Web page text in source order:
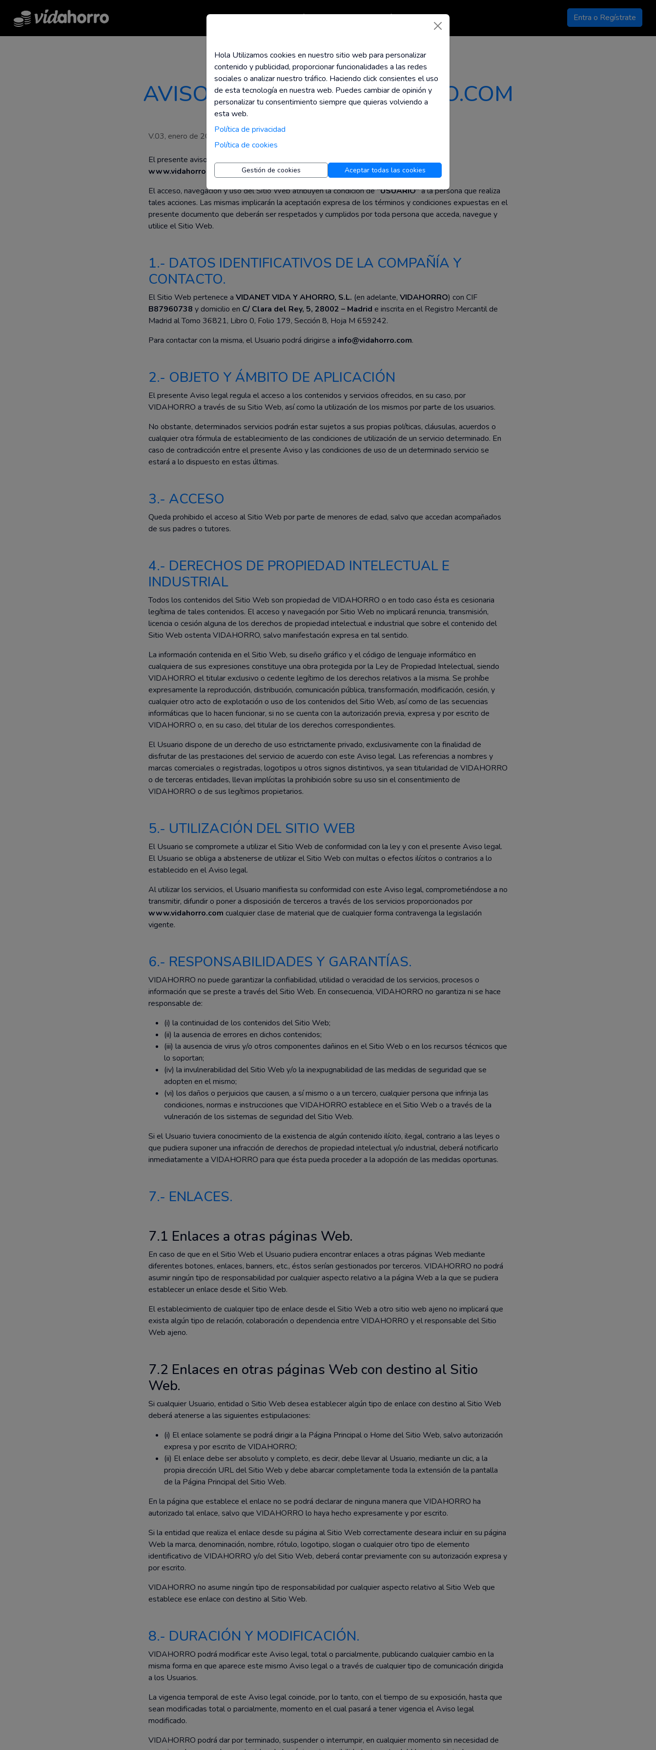
Entra o Regístrate
AVISO LEGAL DE VIDAHORRO.COM
V.03, enero de 2022.
El presente aviso legal regula las condiciones de acceso, uso y navegación del Sitio Web
www.vidahorro.com
(en adelante, el Sitio Web).
El acceso, navegación y uso del Sitio Web atribuyen la condición de“USUARIO”a la persona que realiza
tales acciones. Las mismas implicarán la aceptación expresa de los términos y condiciones expuestas en el
presente documento que deberán ser respetados y cumplidos por toda persona que acceda, navegue y
utilice el Sitio Web.
1.- DATOS IDENTIFICATIVOS DE LA COMPAÑÍA Y
CONTACTO.
El Sitio Web pertenece a VIDANET VIDA Y AHORRO, S.L. (en adelante, VIDAHORRO) con CIF
B87960738 y domicilio en C/ Clara del Rey, 5, 28002 – Madrid e inscrita en el Registro Mercantil de
Madrid al Tomo 36821, Libro 0, Folio 179, Sección 8, Hoja M 659242.
Para contactar con la misma, el Usuario podrá dirigirse a info@vidahorro.com.
2.- OBJETO Y ÁMBITO DE APLICACIÓN
El presente Aviso legal regula el acceso a los contenidos y servicios ofrecidos, en su caso, por
VIDAHORRO a través de su Sitio Web, así como la utilización de los mismos por parte de los usuarios.
No obstante, determinados servicios podrán estar sujetos a sus propias políticas, cláusulas, acuerdos o
cualquier otra fórmula de establecimiento de las condiciones de utilización de un servicio determinado. En
caso de contradicción entre el presente Aviso y las condiciones de uso de un determinado servicio se
estará a lo dispuesto en estas últimas.
3.- ACCESO
Queda prohibido el acceso al Sitio Web por parte de menores de edad, salvo que accedan acompañados
de sus padres o tutores.
4.- DERECHOS DE PROPIEDAD INTELECTUAL E
INDUSTRIAL
Todos los contenidos del Sitio Web son propiedad de VIDAHORRO o en todo caso ésta es cesionaria
legítima de tales contenidos. El acceso y navegación por Sitio Web no implicará renuncia, transmisión,
licencia o cesión alguna de los derechos de propiedad intelectual e industrial que sobre el contenido del
Sitio Web ostenta VIDAHORRO, salvo manifestación expresa en tal sentido.
La información contenida en el Sitio Web, su diseño gráfico y el código de lenguaje informático en
cualquiera de sus expresiones constituye una obra protegida por la Ley de Propiedad Intelectual, siendo
VIDAHORRO el titular exclusivo o cedente legítimo de los derechos relativos a la misma. Se prohíbe
expresamente la reproducción, distribución, comunicación pública, transformación, modificación, cesión, y
cualquier otro acto de explotación o uso de los contenidos del Sitio Web, así como de las secuencias
informáticas que lo hacen funcionar, si no se cuenta con la autorización previa, expresa y por escrito de
VIDAHORRO o, en su caso, del titular de los derechos correspondientes.
El Usuario dispone de un derecho de uso estrictamente privado, exclusivamente con la finalidad de
disfrutar de las prestaciones del servicio de acuerdo con este Aviso legal. Las referencias a nombres y
marcas comerciales o registradas, logotipos u otros signos distintivos, ya sean titularidad de VIDAHORRO
o de terceras entidades, llevan implícitas la prohibición sobre su uso sin el consentimiento de
VIDAHORRO o de sus legítimos propietarios.
5.- UTILIZACIÓN DEL SITIO WEB
El Usuario se compromete a utilizar el Sitio Web de conformidad con la ley y con el presente Aviso legal.
El Usuario se obliga a abstenerse de utilizar el Sitio Web con multas o efectos ilícitos o contrarios a lo
establecido en el Aviso legal.
Al utilizar los servicios, el Usuario manifiesta su conformidad con este Aviso legal, comprometiéndose a no
transmitir, difundir o poner a disposición de terceros a través de los servicios proporcionados por
www.vidahorro.com cualquier clase de material que de cualquier forma contravenga la legislación
vigente.
6.- RESPONSABILIDADES Y GARANTÍAS.
VIDAHORRO no puede garantizar la confiabilidad, utilidad o veracidad de los servicios, procesos o
información que se preste a través del Sitio Web. En consecuencia, VIDAHORRO no garantiza ni se hace
responsable de:
(i) la continuidad de los contenidos del Sitio Web;
(ii) la ausencia de errores en dichos contenidos;
(iii) la ausencia de virus y/o otros componentes dañinos en el Sitio Web o en los recursos técnicos que
lo soportan;
(iv) la invulnerabilidad del Sitio Web y/o la inexpugnabilidad de las medidas de seguridad que se
adopten en el mismo;
(vi) los daños o perjuicios que causen, a sí mismo o a un tercero, cualquier persona que infrinja las
condiciones, normas e instrucciones que VIDAHORRO establece en el Sitio Web o a través de la
vulneración de los sistemas de seguridad del Sitio Web.
Si el Usuario tuviera conocimiento de la existencia de algún contenido ilícito, ilegal, contrario a las leyes o
que pudiera suponer una infracción de derechos de propiedad intelectual y/o industrial, deberá notificarlo
inmediatamente a VIDAHORRO para que ésta pueda proceder a la adopción de las medidas oportunas.
7.- ENLACES.
7.1 Enlaces a otras páginas Web.
En caso de que en el Sitio Web el Usuario pudiera encontrar enlaces a otras páginas Web mediante
diferentes botones, enlaces, banners, etc., éstos serían gestionados por terceros. VIDAHORRO no podrá
asumir ningún tipo de responsabilidad por cualquier aspecto relativo a la página Web a la que se pudiera
establecer un enlace desde el Sitio Web.
El establecimiento de cualquier tipo de enlace desde el Sitio Web a otro sitio web ajeno no implicará que
exista algún tipo de relación, colaboración o dependencia entre VIDAHORRO y el responsable del Sitio
Web ajeno.
7.2 Enlaces en otras páginas Web con destino al Sitio
Web.
Si cualquier Usuario, entidad o Sitio Web desea establecer algún tipo de enlace con destino al Sitio Web
deberá atenerse a las siguientes estipulaciones:
(i) El enlace solamente se podrá dirigir a la Página Principal o Home del Sitio Web, salvo autorización
expresa y por escrito de VIDAHORRO;
(ii) El enlace debe ser absoluto y completo, es decir, debe llevar al Usuario, mediante un clic, a la
propia dirección URL del Sitio Web y debe abarcar completamente toda la extensión de la pantalla
de la Página Principal del Sitio Web.
En la página que establece el enlace no se podrá declarar de ninguna manera que VIDAHORRO ha
autorizado tal enlace, salvo que VIDAHORRO lo haya hecho expresamente y por escrito.
Si la entidad que realiza el enlace desde su página al Sitio Web correctamente deseara incluir en su página
Web la marca, denominación, nombre, rótulo, logotipo, slogan o cualquier otro tipo de elemento
identificativo de VIDAHORRO y/o del Sitio Web, deberá contar previamente con su autorización expresa y
por escrito.
VIDAHORRO no asume ningún tipo de responsabilidad por cualquier aspecto relativo al Sitio Web que
establece ese enlace con destino al Sitio Web.
8.- DURACIÓN Y MODIFICACIÓN.
VIDAHORRO podrá modificar este Aviso legal, total o parcialmente, publicando cualquier cambio en la
misma forma en que aparece este mismo Aviso legal o a través de cualquier tipo de comunicación dirigida
a los Usuarios.
La vigencia temporal de este Aviso legal coincide, por lo tanto, con el tiempo de su exposición, hasta que
sean modificadas total o parcialmente, momento en el cual pasará a tener vigencia el Aviso legal
modificado.
VIDAHORRO podrá dar por terminado, suspender o interrumpir, en cualquier momento sin necesidad de
Hola Utilizamos cookies en nuestro sitio web para personalizar
contenido y publicidad, proporcionar funcionalidades a las redes
sociales o analizar nuestro tráfico. Haciendo click consientes el uso
de esta tecnología en nuestra web. Puedes cambiar de opinión y
personalizar tu consentimiento siempre que quieras volviendo a
esta web.
Política de privacidad
Política de cookies
Gestión de cookies Aceptar todas las cookies